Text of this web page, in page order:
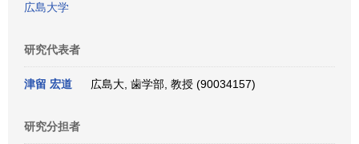
広島大学
研究代表者
津留 宏道 広島大, 歯学部, 教授 (90034157)
研究分担者